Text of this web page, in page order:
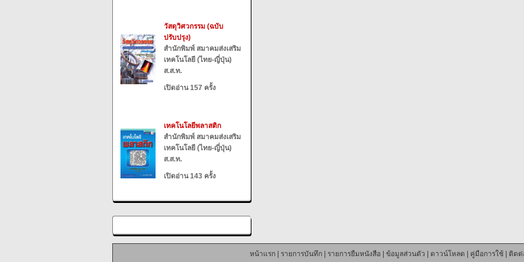
วัสดุวิศวกรรม (ฉบับ
ปรับปรุง)
สำนักพิมพ์ สมาคมส่งเสริม
เทคโนโลยี (ไทย-ญี่ปุ่น)
ส.ส.ท.
เปิดอ่าน 157 ครั้ง
เทคโนโลยีพลาสติก
สำนักพิมพ์ สมาคมส่งเสริม
เทคโนโลยี (ไทย-ญี่ปุ่น)
ส.ส.ท.
เปิดอ่าน 143 ครั้ง
หน้าแรก| รายการบันทึก| รายการยืมหนังสือ ข้อมูลส่วนตัว ดาวน์โหลด คู่มือการใช้| ติดต่